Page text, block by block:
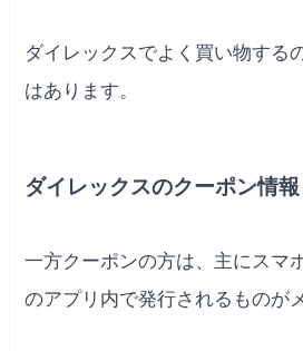
ダイレックスでよく買い物する
はあります。
ダイレックスのクーポン情報
一方クーポンの方は、主にスマ
のアプリ内で発行されるものが